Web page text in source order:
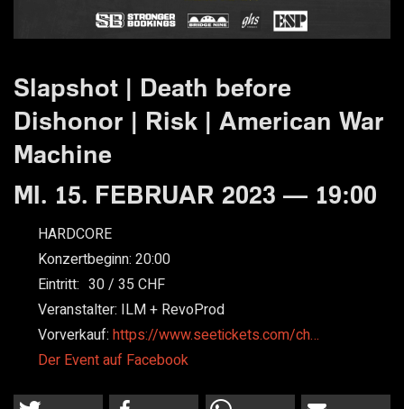
Slapshot | Death before
Dishonor | Risk | American War
Machine
MI. 15. FEBRUAR 2023 — 19:00
HARDCORE
Konzertbeginn: 20:00
Eintritt: 30
35
Veranstalter: ILM + RevoProd
Vorverkauf: https://www.seetickets.com/ch…
Der Event auf Facebook